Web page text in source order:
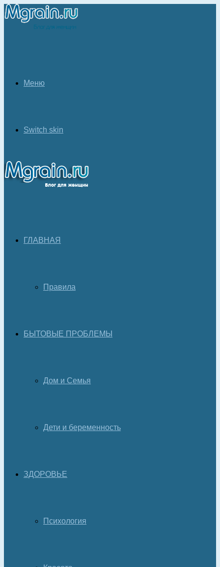
Меню
Switch skin
ГЛАВНАЯ
Правила
БЫТОВЫЕ ПРОБЛЕМЫ
Дом и Семья
Дети и беременность
ЗДОРОВЬЕ
Психология